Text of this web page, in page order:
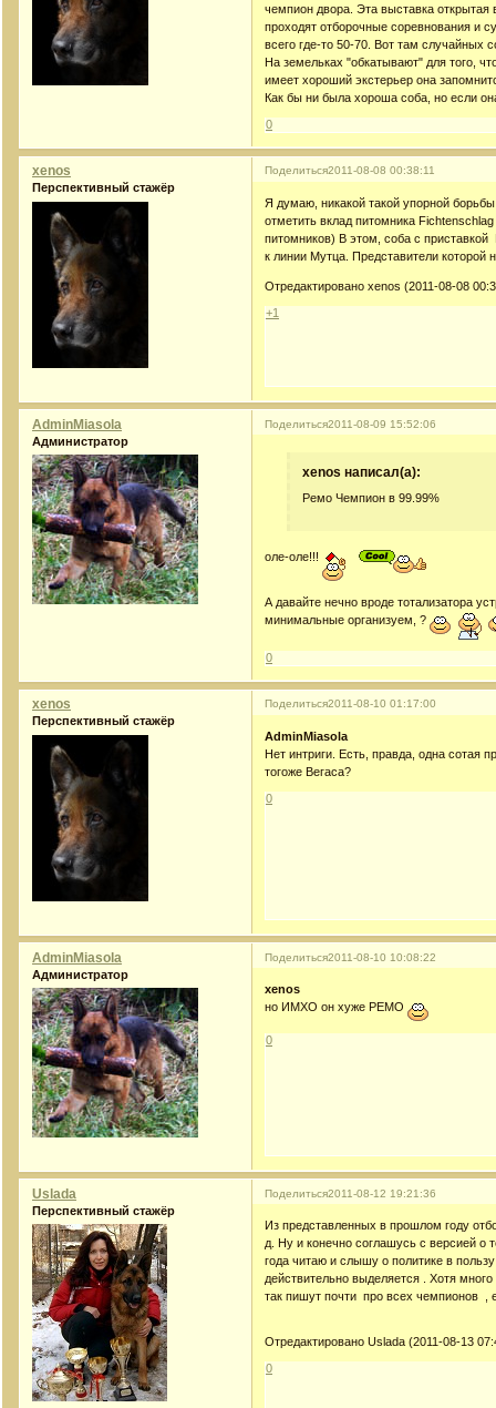
чемпион двора. Эта выставка
проходят отборочные соревнования и
всего где-то 50-70. Вот там случайных
На земельках "обкатывают" для того,
имеет хороший экстерьер она
Как бы ни была хороша соба, но если
0
Поделиться2011-08-08 00:38:11
xenos
Перспективный стажёр
Я думаю, никакой такой упорной
отметить вклад питомника
питомников) В этом, соба с
к линии Мутца. Представители
Отредактировано xenos (2011-08-08
+1
Поделиться2011-08-09 15:52:06
AdminMiasola
Администратор
xenos написал(а):
Ремо Чемпион в 99.99%
оле-оле!!!
А давайте нечно вроде тотализатора
минимальные организуем, ?
0
Поделиться2011-08-10 01:17:00
xenos
Перспективный стажёр
AdminMiasola
Нет интриги. Есть, правда, одна сотая
тогоже Вегаса?
0
Поделиться2011-08-10 10:08:22
AdminMiasola
Администратор
xenos
но ИМХО он хуже РЕМО
0
Поделиться2011-08-12 19:21:36
Uslada
Перспективный стажёр
Из представленных в прошлом году
д. Ну и конечно соглашусь с версией о
года читаю и слышу о политике в
действительно выделяется . Хотя
так пишут почти про всех чемпионов ,
Отредактировано Uslada (2011-08-13
0